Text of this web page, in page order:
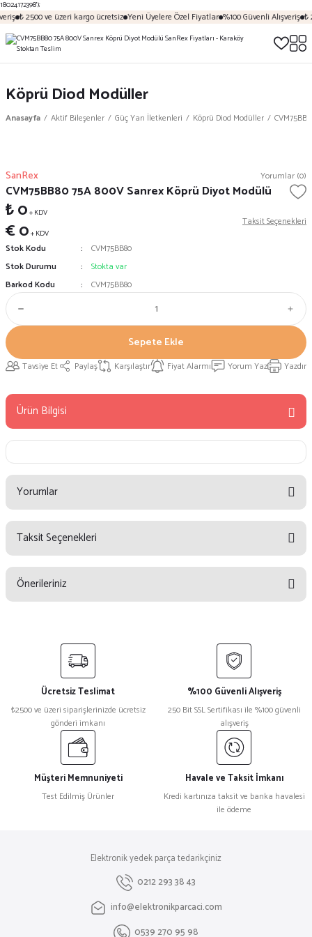
18024172398');
₺ 2500 ve üzeri kargo ücretsiz Yeni Üyelere Özel Fiyatlar %100 Güvenli Alışveriş ₺
Köprü Diod Modüller
Anasayfa Aktif Bileşenler Güç Yarı İletkenleri Köprü Diod Modüller
SanRex Yorumlar (0)
CVM75BB80 75A 800V Sanrex Köprü Diyot Modülü
₺ 0+ KDV
€ 0+ KDV
Taksit Seçenekleri
Stok Kodu
CVM75BB80
Stok Durumu
Stokta var
Barkod Kodu
CVM75BB80
Sepete Ekle
Tavsiye Et Paylaş Karşılaştır Fiyat Alarmı Yorum Yaz Yazdır
Ürün Bilgisi
Yorumlar
Yorum Yaz
Taksit Seçenekleri
Önerileriniz
yetersiz gördüğünüz noktaları öneri formunu kullanarak tarafımıza
Görüş ve önerileriniz için teşekkür ederiz.
Ürün resmi kalitesiz, bozuk veya görüntülenemiyor.
Ürün açıklamasında eksik bilgiler bulunuyor.
Ürün bilgilerinde hatalar bulunuyor.
Ürün fiyatı diğer sitelerden daha pahalı.
Bu ürüne benzer farklı alternatifler olmalı.
Gönder
Ücretsiz Teslimat
₺2500 ve üzeri siparişlerinizde ücretsiz
gönderi imkanı
%100 Güvenli Alışveriş
250 Bit SSL Sertifikası ile %100 güvenli
alışveriş
Müşteri Memnuniyeti
Test Edilmiş Ürünler
Havale ve Taksit İmkanı
Kredi kartınıza taksit ve banka havalesi
ile ödeme
Elektronik yedek parça tedarikçiniz
0212 293 38 43
info@elektronikparcaci.com
0539 270 95 98